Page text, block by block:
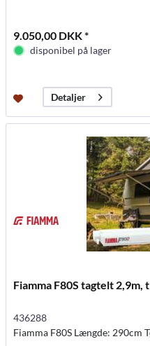
9.050,00 DKK *
disponibel på lager
Detaljer
Fiamma F80S tagtelt
436288
Fiamma F80S Længde: 290cm